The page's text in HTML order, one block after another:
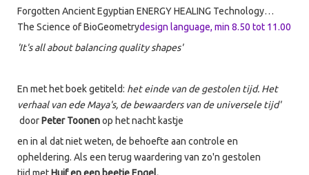
Forgotten Ancient Egyptian ENERGY HEALING Technology…
The Science of BioGeometrydesign language, min 8.50 tot 11.00
'It's all about balancing quality shapes'
En met het boek getiteld: het einde van de gestolen tijd. Het
verhaal van ede Maya's, de bewaarders van de universele tijd'
doorPeter Toonenop het nacht kastje
en in al dat niet weten, de behoefte aan controle en
opheldering. Als een terug waardering van zo'n gestolen